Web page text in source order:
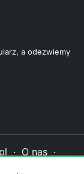
a odezwiemy
· O nas ·